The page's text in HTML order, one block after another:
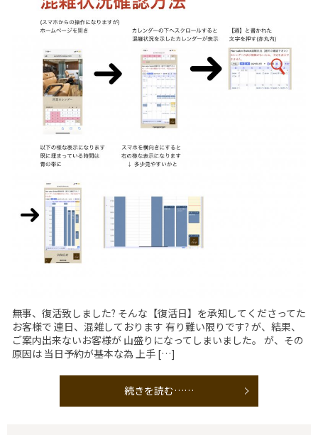
無事、復活致しました? そんな【復活日】を承知してくださってた
お客様で 連日、混雑しております 有り難い限りです? が、結果、
ご案内出来ないお客様が 山盛りになってしまいました。 が、その
原因は 当日予約が基本な為 上手 […]
続きを読む……